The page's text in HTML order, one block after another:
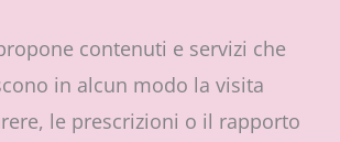
contenuti e servizi che
in alcun modo la visita
le prescrizioni o il rapporto